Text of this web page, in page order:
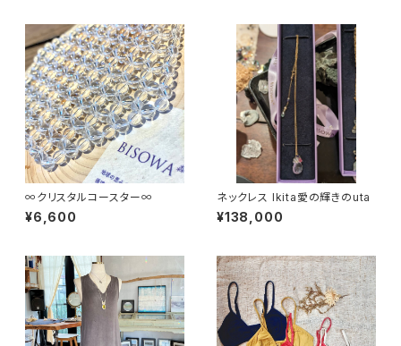
∞クリスタルコースター∞
¥6,600
ネックレス Ikita愛の輝きのuta
¥138,000